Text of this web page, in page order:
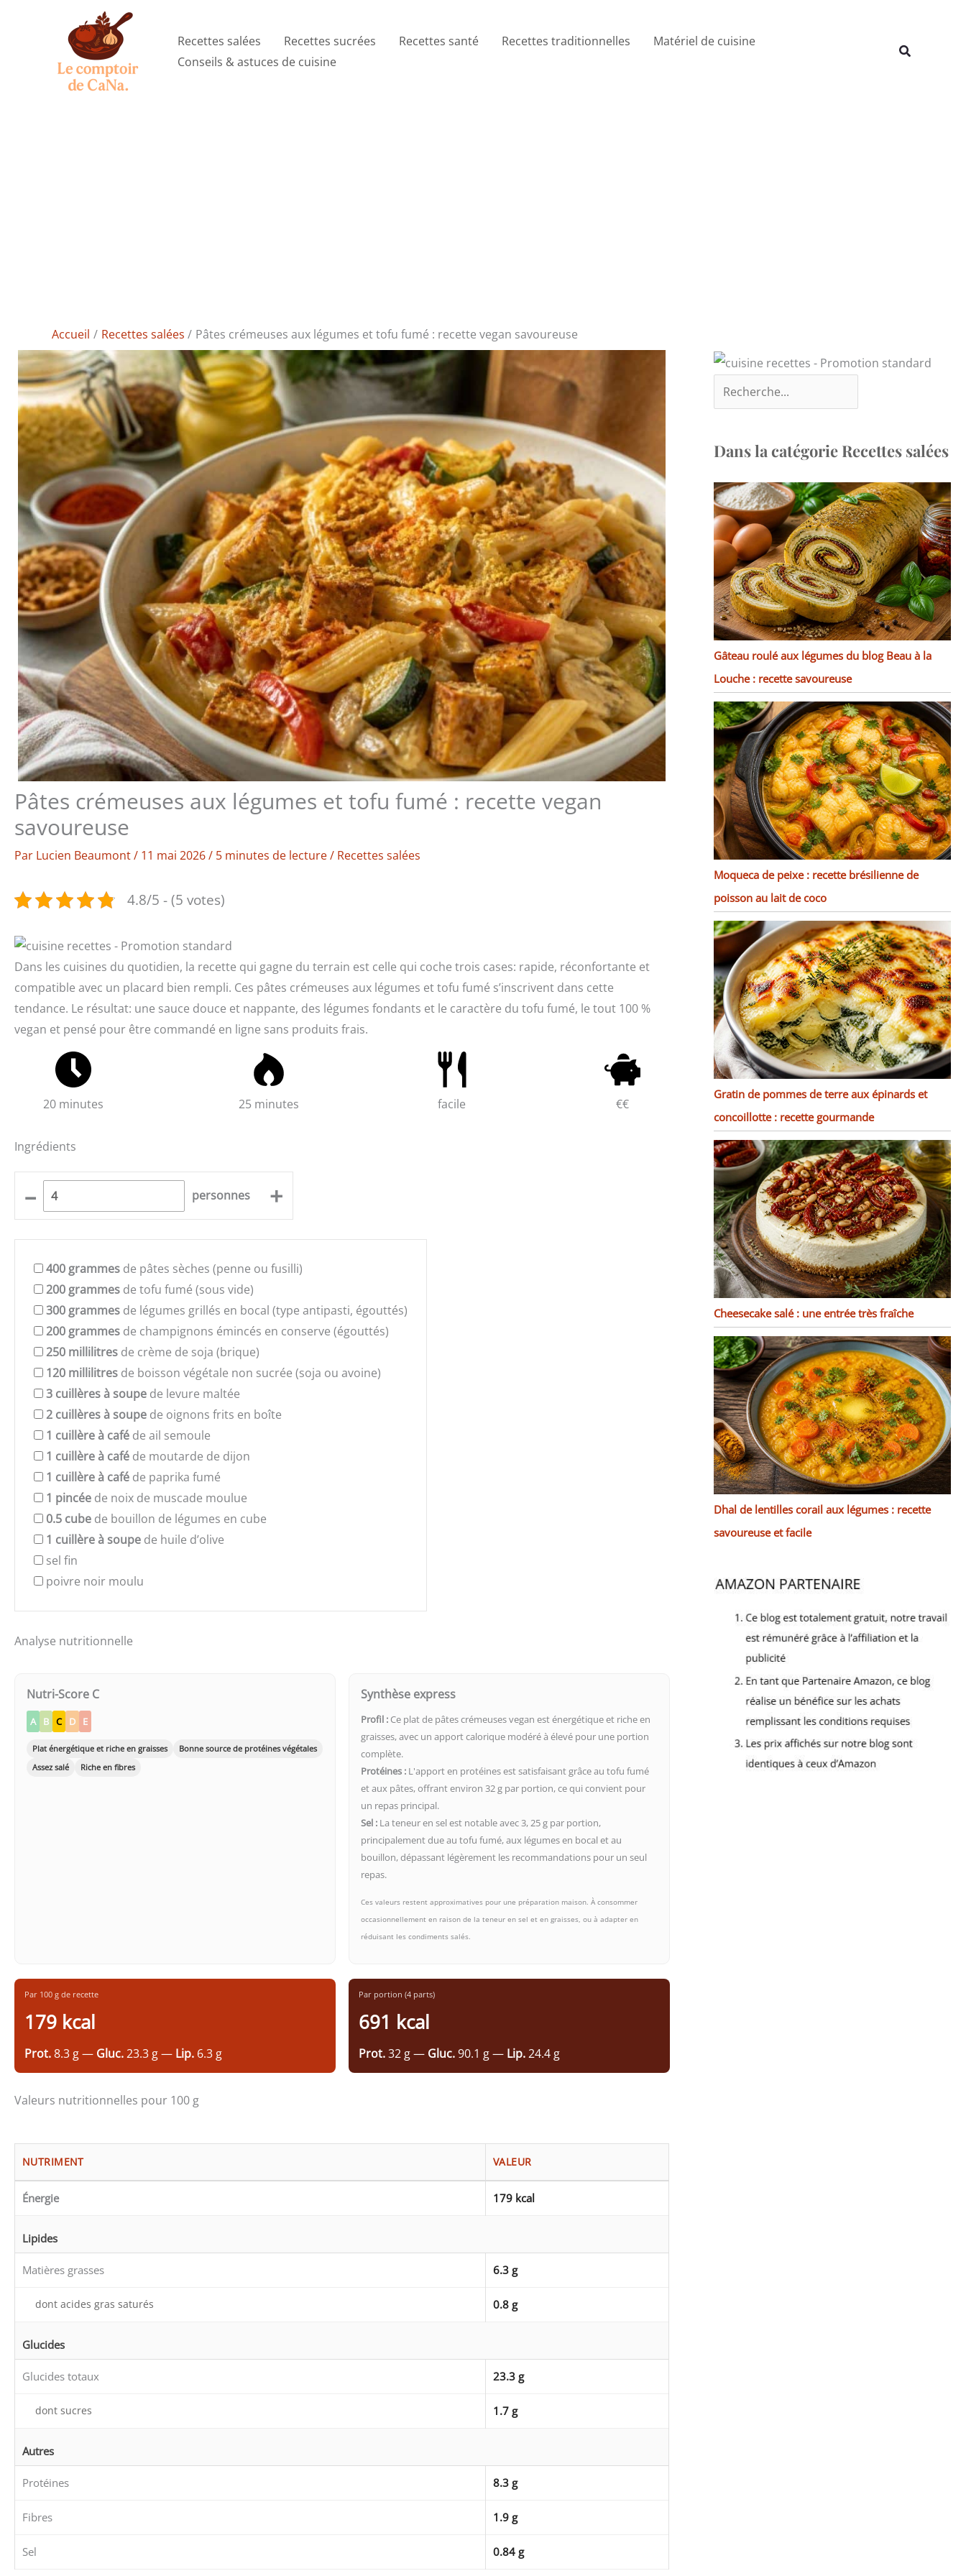
Recettes salées Recettes sucrées Recettes santé Recettes traditionnelles
Matériel de cuisine
Conseils & astuces de cuisine
Rechercher
Accueil Recettes salées Pâtes crémeuses aux légumes et tofu fumé : recette vegan savoureuse
Pâtes crémeuses aux légumes et tofu fumé : recette vegan
savoureuse
Par Lucien Beaumont/ 11 mai 2026/ 5 minutes de lecture/ Recettes salées
4.8/5 - (5 votes)
Dans les cuisines du quotidien, la recette qui gagne du terrain est celle qui coche trois cases: rapide, réconfortante et
compatible avec un placard bien rempli. Ces pâtes crémeuses aux légumes et tofu fumé s’inscrivent dans cette
tendance. Le résultat: une sauce douce et nappante, des légumes fondants et le caractère du tofu fumé, le tout 100 %
vegan et pensé pour être commandé en ligne sans produits frais.
20 minutes 25 minutes facile €€
Ingrédients
– personnes +
400 grammes de pâtes sèches (penne ou fusilli)
200 grammes de tofu fumé (sous vide)
300 grammes de légumes grillés en bocal (type antipasti, égouttés)
200 grammes de champignons émincés en conserve (égouttés)
250 millilitres de crème de soja (brique)
120 millilitres de boisson végétale non sucrée (soja ou avoine)
3 cuillères à soupe de levure maltée
2 cuillères à soupe de oignons frits en boîte
1 cuillère à café de ail semoule
1 cuillère à café de moutarde de dijon
1 cuillère à café de paprika fumé
1 pincée de noix de muscade moulue
0.5 cube de bouillon de légumes en cube
1 cuillère à soupe de huile d’olive
sel fin
poivre noir moulu
Analyse nutritionnelle
Nutri-Score C
A B C D E
Plat énergétique et riche en graisses
Bonne source de protéines végétales
Assez salé
Riche en fibres
Synthèse express
Profil : Ce plat de pâtes crémeuses vegan est énergétique et riche en
graisses, avec un apport calorique modéré à élevé pour une portion
complète.
Protéines : L'apport en protéines est satisfaisant grâce au tofu fumé
et aux pâtes, offrant environ 32 g par portion, ce qui convient pour
un repas principal.
Sel : La teneur en sel est notable avec 3, 25 g par portion,
principalement due au tofu fumé, aux légumes en bocal et au
bouillon, dépassant légèrement les recommandations pour un seul
repas.
Ces valeurs restent approximatives pour une préparation maison. À consommer
occasionnellement en raison de la teneur en sel et en graisses, ou à adapter en
réduisant les condiments salés.
Par 100 g de recette
179 kcal
Prot.8.3 g — Gluc.23.3 g — Lip. 6.3 g
Par portion (4 parts)
691 kcal
Prot.32 g — Gluc.90.1 g — Lip.24.4 g
Valeurs nutritionnelles pour 100 g
NUTRIMENT VALEUR
Énergie 179 kcal
Lipides
Matières grasses 6.3 g
dont acides gras saturés 0.8 g
Glucides
Glucides totaux 23.3 g
dont sucres 1.7 g
Autres
Protéines 8.3 g
Fibres 1.9 g
Sel 0.84 g
Dans la catégorie Recettes salées
Gâteau roulé aux légumes du blog Beau à la
Louche : recette savoureuse
Moqueca de peixe : recette brésilienne de
poisson au lait de coco
Gratin de pommes de terre aux épinards et
concoillotte : recette gourmande
Cheesecake salé : une entrée très fraîche
Dhal de lentilles corail aux légumes : recette
savoureuse et facile